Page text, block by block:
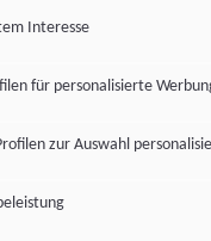
Interesse
für personalisierte
zur Auswahl